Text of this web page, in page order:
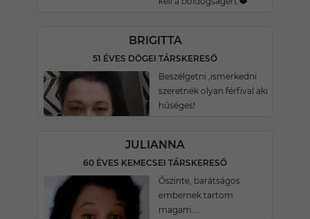
BRIGITTA
51 ÉVES DÖGEI TÁRSKERESŐ
Beszélgetni ,ismerkedni
szeretnék olyan férfival aki
hűséges!
JULIANNA
60 ÉVES KEMECSEI TÁRSKERESŐ
Őszinte, barátságos
embernek tartom
magam....